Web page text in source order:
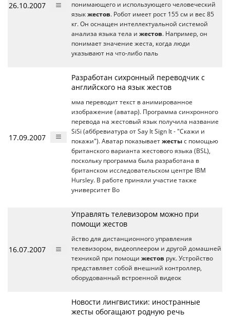
26.10.2007
понимающего и использующего человеческий
язык жестов. Робот имеет рост 155 см и вес 85
кг. Он оснащен интеллектуальной системой
анализа языка тела и жестов. Например, он
понимает значение жеста, когда люди
указывают на что-либо паль
17.09.2007
Разработан сихронный переводчик с
английского на язык жестов
мма переводит текст в анимированное
изображение (аватар). Программа синхронного
перевода на жестовый язык получила название
SiSi (аббревиатура от Say It Sign It - "Скажи и
покажи"). Аватар показывает жесты с помощью
британского варианта жестового языка (BSL),
поскольку программа была разработана в
британском исследовательском центре IBM
Hursley. В работе приняли участие также
университет Во
16.07.2007
Управлять телевизором можно при
помощи жестов
йство для дистанционного управления
телевизором, видеоплеером и другой домашней
техникой при помощи жестов рук. Устройство
представляет собой внешний контроллер,
оборудованный встроенной видеок
Новости лингвистики: иностранные
жесты обогащают родную речь